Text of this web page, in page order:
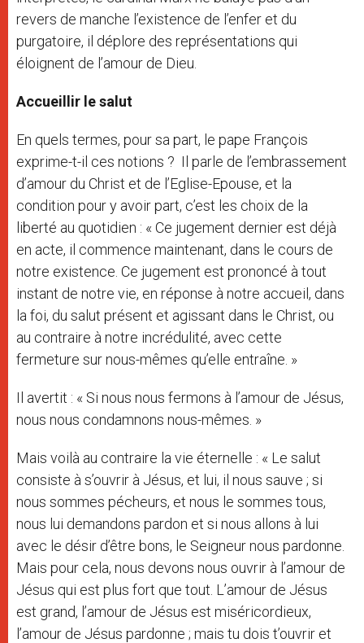
revers de manche l’existence de l’enfer et du
purgatoire, il déplore des représentations qui
éloignent de l’amour de Dieu.
Accueillir le salut
En quels termes, pour sa part, le pape François
exprime-t-il ces notions ? Il parle de l’embrassement
d’amour du Christ et de l’Eglise-Epouse, et la
condition pour y avoir part, c’est les choix de la
liberté au quotidien : « Ce jugement dernier est déjà
en acte, il commence maintenant, dans le cours de
notre existence. Ce jugement est prononcé à tout
instant de notre vie, en réponse à notre accueil, dans
la foi, du salut présent et agissant dans le Christ, ou
au contraire à notre incrédulité, avec cette
fermeture sur nous-mêmes qu’elle entraîne. »
Il avertit : « Si nous nous fermons à l’amour de Jésus,
nous nous condamnons nous-mêmes. »
Mais voilà au contraire la vie éternelle : « Le salut
consiste à s’ouvrir à Jésus, et lui, il nous sauve ; si
nous sommes pécheurs, et nous le sommes tous,
nous lui demandons pardon et si nous allons à lui
avec le désir d’être bons, le Seigneur nous pardonne.
Mais pour cela, nous devons nous ouvrir à l’amour de
Jésus qui est plus fort que tout. L’amour de Jésus
est grand, l’amour de Jésus est miséricordieux,
l’amour de Jésus pardonne ; mais tu dois t’ouvrir et